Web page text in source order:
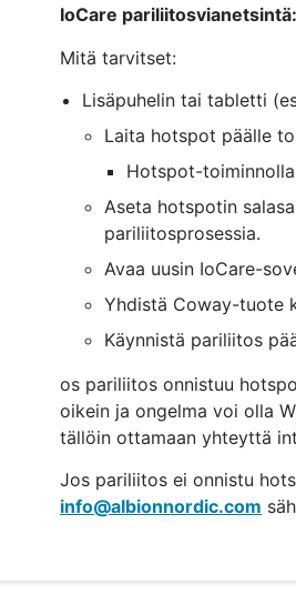
IoCare
Mitä tarvitset:
Lisäpuhelin tai tabletti
Laita hotspot päälle
Hotspot-
Aseta hotspotin
pariliitosprosessia.
Avaa uusin IoCare-
Yhdistä Coway-tuote
Käynnistä pariliitos
os pariliitos onnistuu
oikein ja ongelma voi olla
tällöin ottamaan yhteyttä
Jos pariliitos ei onnistu
info@albionnordic.com